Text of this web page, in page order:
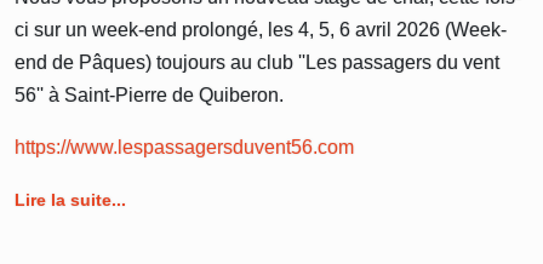
ci sur un week-end prolongé, les 4, 5, 6 avril 2026 (Week-
end de Pâques) toujours au club ''Les passagers du vent
56'' à Saint-Pierre de Quiberon.
https://www.lespassagersduvent56.com
Lire la suite...